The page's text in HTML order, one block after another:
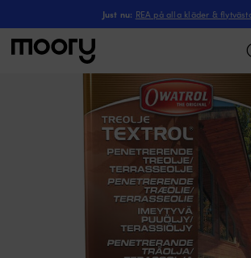
Just nu: REA på alla kläder &